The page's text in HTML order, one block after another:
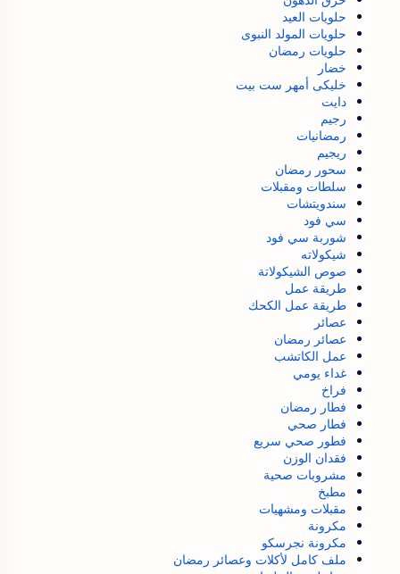
حلويات العيد
حلويات المولد النبوى
حلويات رمضان
خضار
خليكى أمهر ست بيت
دايت
رجيم
رمضانيات
ريجيم
سحور رمضان
سلطات ومقبلات
سندويتشات
سي فود
شوربة سي فود
شيكولاته
صوص الشيكولاتة
طريقة عمل
طريقة عمل الكحك
عصائر
عصائر رمضان
عمل الكاتشب
غداء يومي
فراخ
فطار رمضان
فطار صحي
فطور صحي سريع
فقدان الوزن
مشروبات صحية
مطبخ
مقبلات ومشهيات
مكرونة
مكرونة نجرسكو
ملف كامل لأكلات وعصائر رمضان